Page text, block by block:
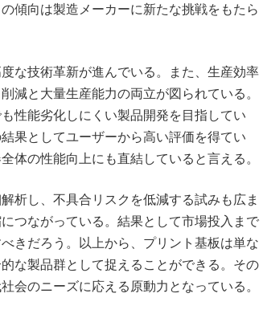
傾向は製造メーカーに新たな挑戦をもたら
な技術革新が進んでいる。また、生産効率
減と大量生産能力の両立が図られている。
性能劣化しにくい製品開発を目指してい
果としてユーザーから高い評価を得てい
体の性能向上にも直結していると言える。
析し、不具合リスクを低減する試みも広ま
つながっている。結果として市場投入まで
きだろう。以上から、プリント基板は単な
な製品群として捉えることができる。その
会のニーズに応える原動力となっている。